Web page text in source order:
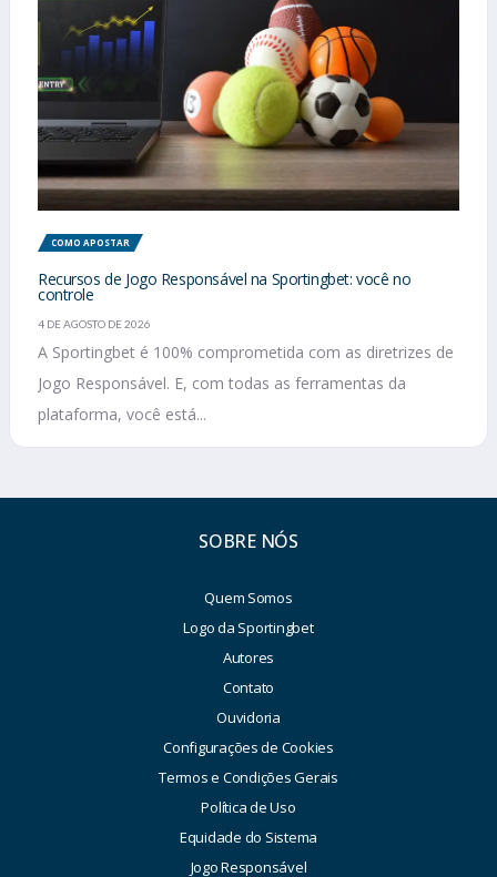
COMO APOSTAR
Recursos de Jogo Responsável na Sportingbet: você no
controle
4 DE AGOSTO DE 2026
A Sportingbet é 100% comprometida com as diretrizes de
Jogo Responsável. E, com todas as ferramentas da
plataforma, você está...
SOBRE NÓS
Quem Somos
Logo da Sportingbet
Autores
Contato
Ouvidoria
Configurações de Cookies
Termos e Condições Gerais
Política de Uso
Equidade do Sistema
Jogo Responsável